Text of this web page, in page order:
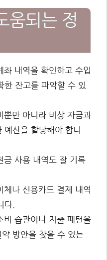
움되는 정
좌 내역을 확인하고 수입
한 잔고를 파악할 수 있
뿐만 아니라 비상 자금과
예산을 할당해야 합니
금 사용 내역도 잘 기록
나 신용카드 결제 내역
다.
비 습관이나 지출 패턴을
방안을 찾을 수 있는